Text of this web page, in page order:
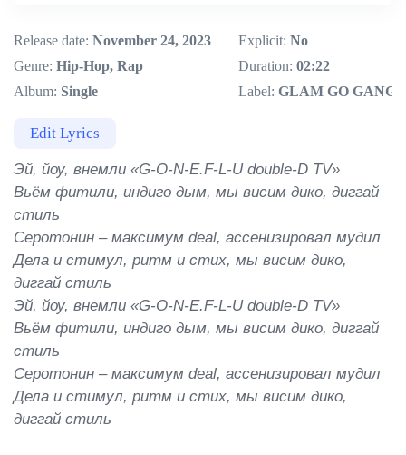
Release date: November 24, 2023
Genre: Hip-Hop, Rap
Album: Single
Explicit: No
Duration: 02:22
Label: GLAM GO GANG!
Edit Lyrics
Эй, йоу, внемли «G-O-N-E.F-L-U double-D TV»
Вьём фитили, индиго дым, мы висим дико, диггай
стиль
Серотонин – максимум deal, ассенизировал мудил
Дела и стимул, ритм и стих, мы висим дико,
диггай стиль
Эй, йоу, внемли «G-O-N-E.F-L-U double-D TV»
Вьём фитили, индиго дым, мы висим дико, диггай
стиль
Серотонин – максимум deal, ассенизировал мудил
Дела и стимул, ритм и стих, мы висим дико,
диггай стиль